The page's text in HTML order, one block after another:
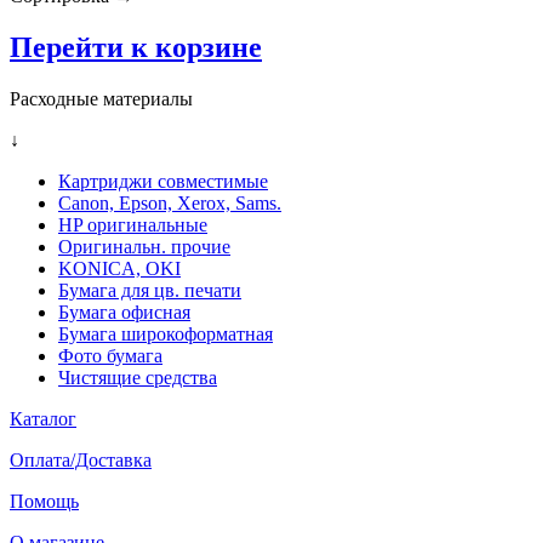
Перейти к корзине
Расходные материалы
↓
Картриджи совместимые
Canon, Epson, Xerox, Sams.
HP оригинальные
Оригинальн. прочие
KONICA, OKI
Бумага для цв. печати
Бумага офисная
Бумага широкоформатная
Фото бумага
Чистящие средства
Каталог
Оплата/Доставка
Помощь